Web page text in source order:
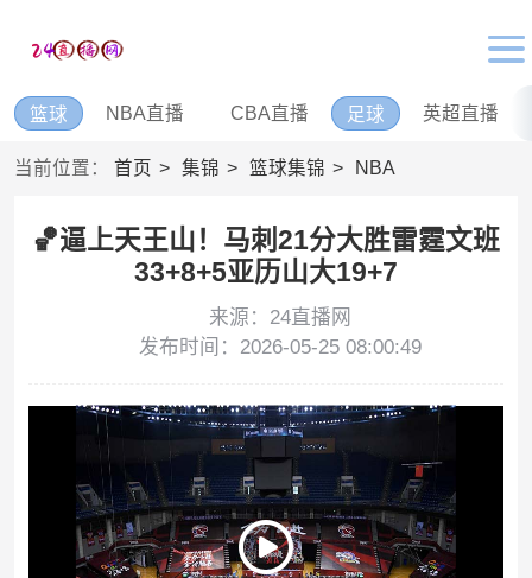
篮球 NBA直播 CBA直播 足球 英超直播
当前位置： 首页 集锦 篮球集锦 NBA
🏀逼上天王山！马刺21分大胜雷霆文班
33+8+5亚历山大19+7
来源：24直播网
发布时间：2026-05-25 08:00:49